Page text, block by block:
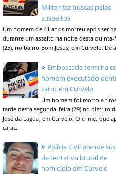
Militar faz buscas pelos
suspeitos
Um homem de 41 anos morreu após ser
durante um assalto na noite desta quinta-
(25), no bairro Bom Jesus, em Curvelo. De
Emboscada termina
homem executado
carro em Curvelo
Um homem foi morto a
tarde desta segunda-feira (29) no distrito
José da Lagoa, em Curvelo. O crime, que
carac...
Polícia Civil prende
de tentativa brutal de
homicídio em Curvelo